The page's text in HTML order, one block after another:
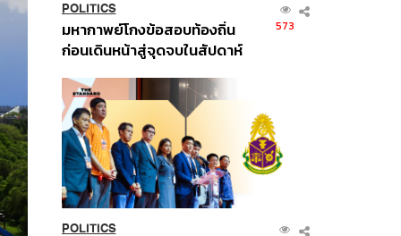
POLITICS
มหากาพย์โกงข้อสอบท้องถิ่น
ก่อนเดินหน้าสู่จุดจบในสัปดาห์
573
POLITICS